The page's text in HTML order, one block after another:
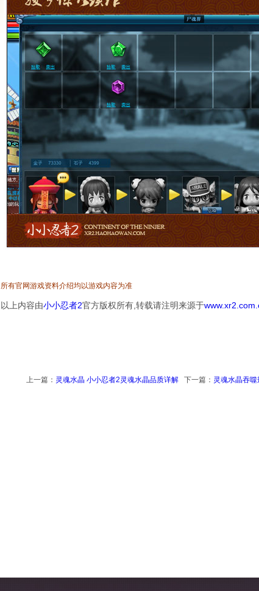
所有官网游戏资料介绍均以游戏内容为准
以上内容由小小忍者2官方版权所有,转载请注明来源于
上一篇： 灵魂水晶 小小忍者2灵魂水晶品质详解下一篇： 灵魂水晶吞